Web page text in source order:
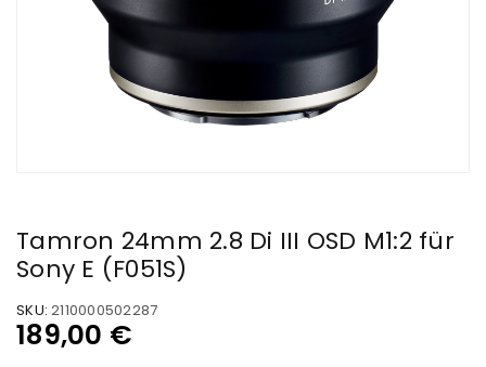
Tamron 24mm 2.8 Di III OSD M1:2 für
Sony E (F051S)
SKU: 2110000502287
189,00 €